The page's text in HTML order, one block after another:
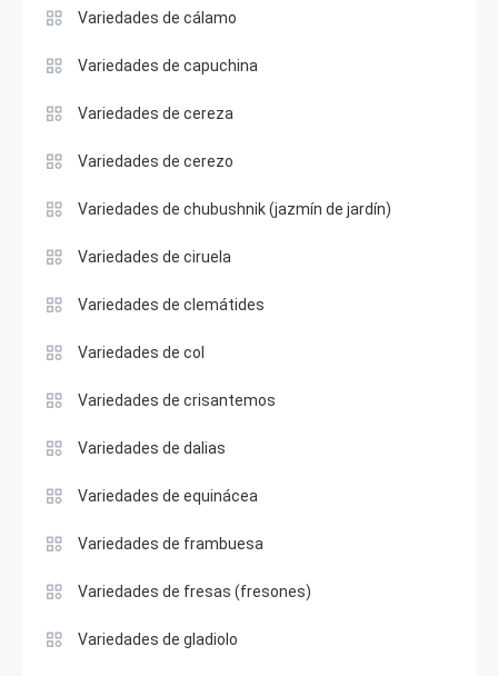
Variedades de cálamo
Variedades de capuchina
Variedades de cereza
Variedades de cerezo
Variedades de chubushnik (jazmín de jardín)
Variedades de ciruela
Variedades de clemátides
Variedades de col
Variedades de crisantemos
Variedades de dalias
Variedades de equinácea
Variedades de frambuesa
Variedades de fresas (fresones)
Variedades de gladiolo